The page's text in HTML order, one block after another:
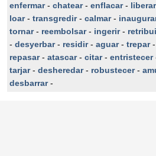
enfermar- chatear- enflacar- liberar
loar- transgredir- calmar-
tornar- reembolsar- ingerir-
- desyerbar- residir- aguar- trepar-
repasar- atascar- citar- entristecer
tarjar- desheredar- robustecer-
desbarrar-